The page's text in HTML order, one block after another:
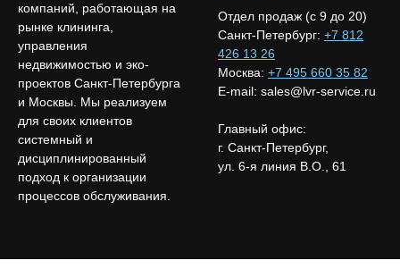
компаний, работающая на
рынке клининга,
управления
недвижимостью и эко-
проектов Санкт-Петербурга
и Москвы. Мы реализуем
для своих клиентов
системный и
дисциплинированный
подход к организации
процессов обслуживания.
Отдел продаж (с 9 до 20)
Санкт-Петербург: +7 812
426 13 26
Москва: +7 495 660 35 82
E-mail: sales@lvr-service.ru
Главный офис:
г. Санкт-Петербург,
ул. 6-я линия В.О., 61